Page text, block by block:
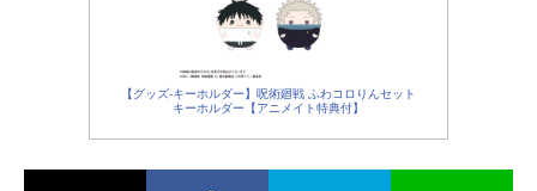
【グッズ-キーホルダー】呪術廻戦 ふわコロりんセット
キーホルダー【アニメイト特典付】